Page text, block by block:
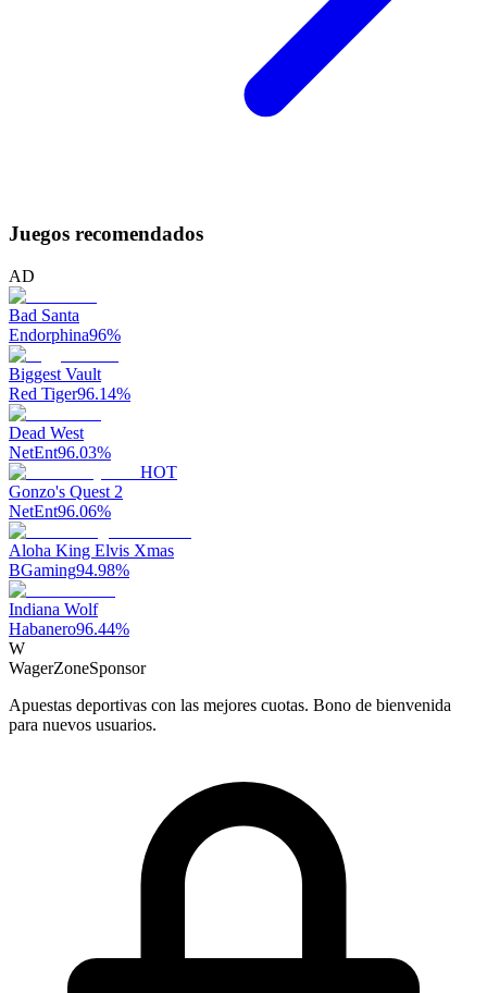
Juegos recomendados
AD
Bad Santa
Endorphina96%
Biggest Vault
Red Tiger96.14%
Dead West
NetEnt96.03%
HOT
Gonzo's Quest 2
NetEnt96.06%
Aloha King Elvis Xmas
BGaming94.98%
Indiana Wolf
Habanero96.44%
W
WagerZoneSponsor
Apuestas deportivas con las mejores cuotas. Bono de bienvenida
para nuevos usuarios.